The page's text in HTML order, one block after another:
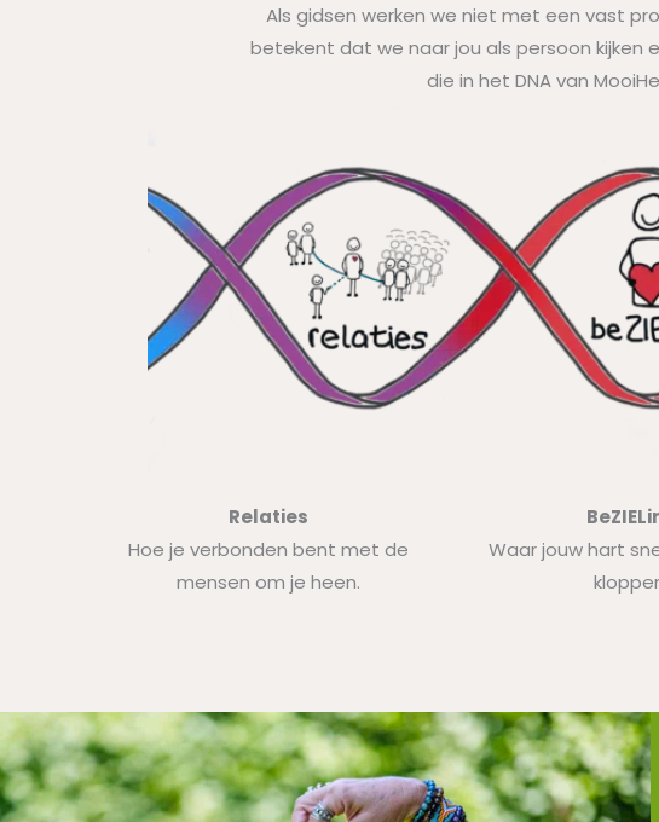
Als gidsen werken we niet met een vast
betekent dat we naar jou als persoon kijken
die in het DNA van
Relaties
Hoe je verbonden bent met de
mensen om je heen.
Waar jouw hart